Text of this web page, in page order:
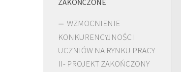
ZAKOŃCZONE
WZMOCNIENIE
KONKURENCYJNOŚCI
UCZNIÓW NA RYNKU PRACY
II- PROJEKT ZAKOŃCZONY